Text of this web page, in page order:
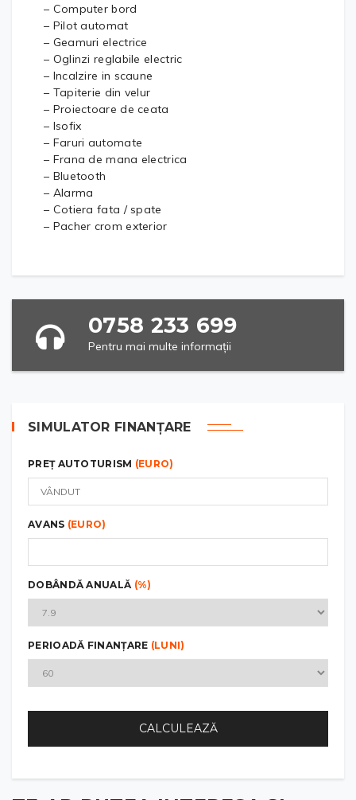
– Computer bord
– Pilot automat
– Geamuri electrice
– Oglinzi reglabile electric
– Incalzire in scaune
– Tapiterie din velur
– Proiectoare de ceata
– Isofix
– Faruri automate
– Frana de mana electrica
– Bluetooth
– Alarma
– Cotiera fata / spate
– Pacher crom exterior
0758 233 699
Pentru mai multe informații
SIMULATOR FINANȚARE
PREȚ AUTOTURISM (EURO)
AVANS (EURO)
DOBÂNDĂ ANUALĂ (%)
PERIOADĂ FINANȚARE (LUNI)
CALCULEAZĂ